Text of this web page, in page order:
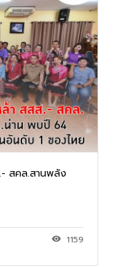
สคล.สานพลัง
1159